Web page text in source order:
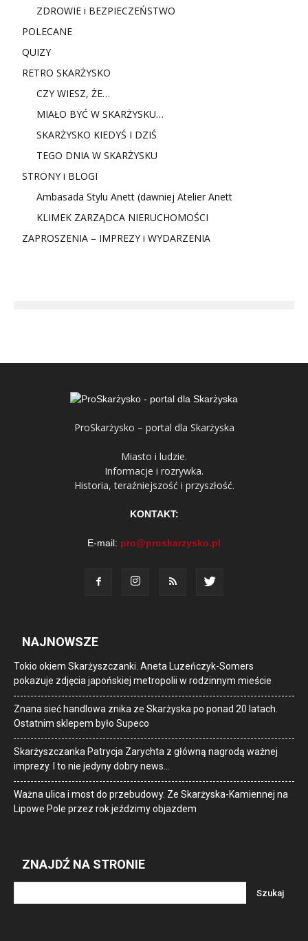
ZDROWIE i BEZPIECZEŃSTWO
POLECANE
QUIZY
RETRO SKARŻYSKO
CZY WIESZ, ŻE…
MIAŁO BYĆ W SKARŻYSKU…
SKARŻYSKO KIEDYŚ I DZIŚ
TEGO DNIA W SKARŻYSKU
STRONY i BLOGI
Ambasada Stylu Anett (dawniej Atelier Anett
KLIMEK ZARZĄDCA NIERUCHOMOŚCI
ZAPROSZENIA – IMPREZY i WYDARZENIA
ProSkarżysko – portal dla Skarżyska
Miasto i ludzie.
Informacje i rozrywka.
Historia, teraźniejszość i przyszłość.
KONTAKT:
E-mail: pro@proskarzysko.pl
NAJNOWSZE
Tokio okiem Skarżyszczanki. Aneta Luzeńczyk-Somers
pokazuje zdjęcia japońskiej metropolii w rodzinnym mieście
Znana sieć handlowa znika ze Skarżyska po ponad 20 latach.
Ostatnim sklepem było Supeco
Skarżyszczanka Patrycja Zarychta z główną nagrodą ważnej
imprezy. I to nie jedyny dobry news…
Ważna ulica i most do przebudowy. Ze Skarżyska-Kamiennej na
Lipowe Pole przez rok jeździmy objazdem
ZNAJDŹ NA STRONIE